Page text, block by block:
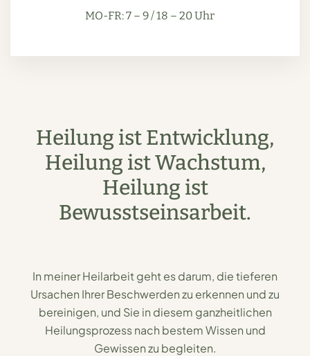
MO-FR: 7 – 9 / 18 – 20 Uhr
Heilung ist Entwicklung,
Heilung ist Wachstum,
Heilung ist
Bewusstseinsarbeit.
In meiner Heilarbeit geht es darum, die tieferen
Ursachen Ihrer Beschwerden zu erkennen und zu
bereinigen, und Sie in diesem ganzheitlichen
Heilungsprozess nach bestem Wissen und
Gewissen zu begleiten.